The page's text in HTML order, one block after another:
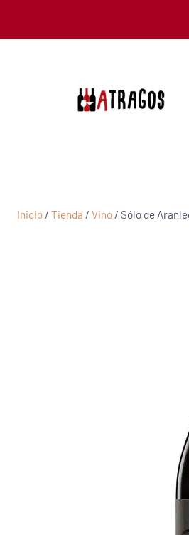
Inicio / Tienda / Vino / Sólo de